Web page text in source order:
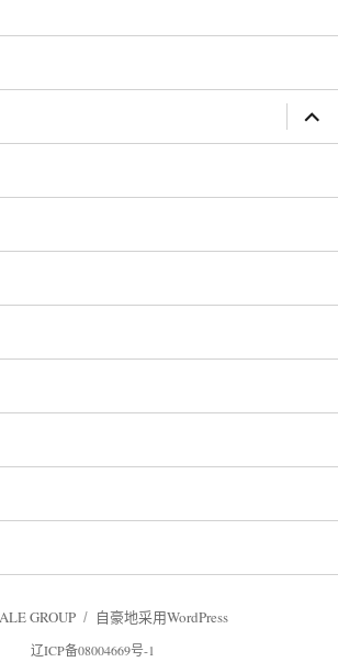
展
开
子
GROUP 自豪地采用WordPress
辽ICP备08004669号-1